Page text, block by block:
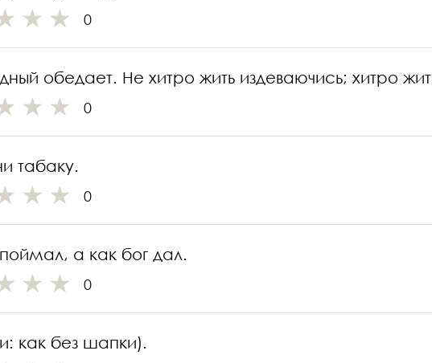
0
обедает. Не хитро жить издеваючись; хитро
0
табаку.
0
а как бог дал.
0
как без шапки).